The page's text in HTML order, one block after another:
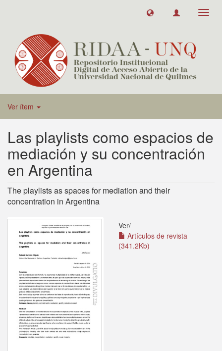
Ver ítem
Las playlists como espacios de
mediación y su concentración
en Argentina
The playlists as spaces for mediation and their
concentration in Argentina
Ver/
Artículos de revista
(341.2Kb)